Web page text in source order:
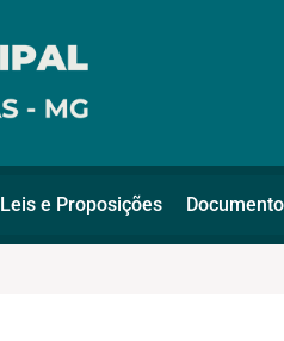
Leis e Proposições